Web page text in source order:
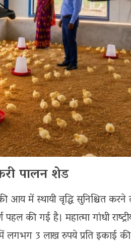
पालन शेड
आय में स्थायी वृद्धि सुनिश्चित
की गई है। महात्मा गांधी
में लगभग 3 लाख रुपये प्रति